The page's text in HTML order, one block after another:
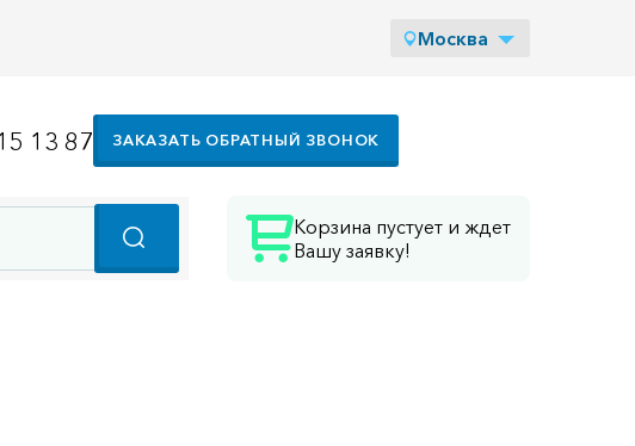
Москва
Корзина пустует и ждет
Вашу заявку!
13 87 ЗАКАЗАТЬ ОБРАТНЫЙ ЗВОНОК